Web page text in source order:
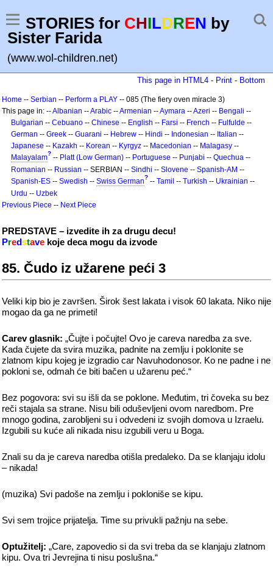
STORIES for CHILDREN by
Sister Farida
(www.wol-children.net)
This page in HTML4 - Print - Bottom
Home -- Serbian -- Perform a PLAY -- 085 (The fiery oven miracle 3)
This page in: --Albanian --Arabic --Armenian --Aymara --Azeri -- Bengali --
Bulgarian -- Cebuano -- Chinese -- English -- Farsi -- French -- Fulfulde --
German -- Greek -- Guarani -- Hebrew -- Hindi -- Indonesian -- Italian --
Japanese -- Kazakh -- Korean -- Kyrgyz -- Macedonian -- Malagasy --
Malayalam? -- Platt (Low German) -- Portuguese -- Punjabi -- Quechua --
Romanian -- Russian -- SERBIAN -- Sindhi -- Slovene -- Spanish-AM --
Spanish-ES -- Swedish -- Swiss German? -- Tamil -- Turkish -- Ukrainian --
Urdu -- Uzbek
Previous Piece -- Next Piece
PREDSTAVE – izvedite ih za drugu decu!
Predstave koje deca mogu da izvode
85. Čudo iz užarene peći 3
Veliki kip bio je završen. Širok šest lakata i visok 60 lakata. Niko nije
mogao da ga ne primeti!
Carev glasnik: „Čujte i počujte! Ovo je careva naredba za sve.
Kada čujete da svira muzika, padnite na zemlju i poklonite se
zlatnom kipu kojeg je izgradio car Navuhodonosor. Ko ne padne i ne
pokloni se, odmah će biti bačen u užarenu peć.“
Bez pogovora: svi su išli da se poklone. Međutim, tri čoveka su bez
reči stajala sa strane. Nisu bili oduševljeni ovom naredbom. Pre
mnogo godina, zarobljeni su i odvedeni iz svojih domova u Izraelu.
Izgubili su kuće ali nikada nisu izgubili veru u Boga.
Znali su da je careva naredba otišla predaleko. Da se klanjaju idolu
– nikada!
(muzika) Svi padoše na zemlju i pokloniše se kipu.
Svi sem trojice prijatelja. Time su privukli pažnju na sebe.
Optužitelj: „Care, zapovedio si da svi treba da se klanjaju zlatnom
kipu. Ova tri Jevrejina ti nisu poslušna.“